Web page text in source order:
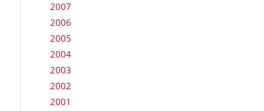
2007
2006
2005
2004
2003
2002
2001